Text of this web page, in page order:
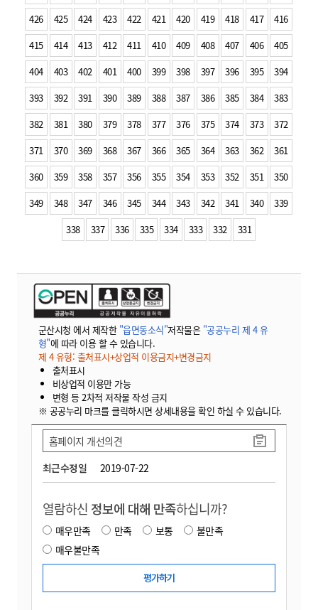
426
425 424 423 422 421 420 419 418 417
416
415
414 413 412 411 410 409 408 407 406
405
404
403 402 401 400 399 398 397 396 395
394
393
392 391 390 389 388 387 386 385 384
383
382
381 380 379 378 377 376 375 374 373
372
371
370 369 368 367 366 365 364 363 362
361
360
359 358 357 356 355 354 353 352 351
350
349
348 347 346 345 344 343 342 341 340
339
338
337 336 335 334 333 332 331
군산시청 에서 제작한 "읍면동소식"저작물은 "공공누리 제 4 유
형"에 따라 이용 할 수 있습니다.
제 4 유형: 출처표시+상업적 이용금지+변경금지
출처표시
비상업적 이용만 가능
변형 등 2차적 저작물 작성 금지
※ 공공누리 마크를 클릭하시면 상세내용을 확인 하실 수 있습니다.
최근수정일 2019-07-22
홈페이지 개선의견
열람하신 정보에 대해 만족하십니까?
매우만족 만족 보통
불만족
매우불만족